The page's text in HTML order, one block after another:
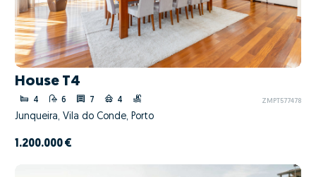
House T4
4 6 7 4 ZMPT577478
Junqueira, Vila do Conde, Porto
1.200.000 €